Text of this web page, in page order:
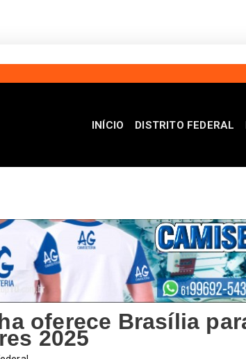
INÍCIO DISTRITO FEDERAL
Sem Desconto
oferece Brasília
2025